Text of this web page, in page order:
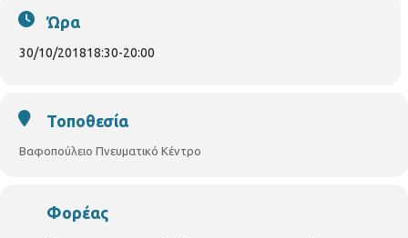
Ώρα
30/10/201818:30-20:00
Τοποθεσία
Βαφοπούλειο Πνευματικό Κέντρο
Φορέας